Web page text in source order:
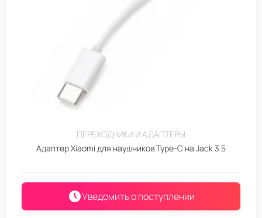
ПЕРЕХОДНИКИ И АДАПТЕРЫ
Адаптер Xiaomi для наушников Type-C на Jack 3.5
Уведомить о поступлении